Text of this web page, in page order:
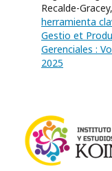
Recalde-Gracey,
herramienta
Gestio et
Gerenciales :
2025